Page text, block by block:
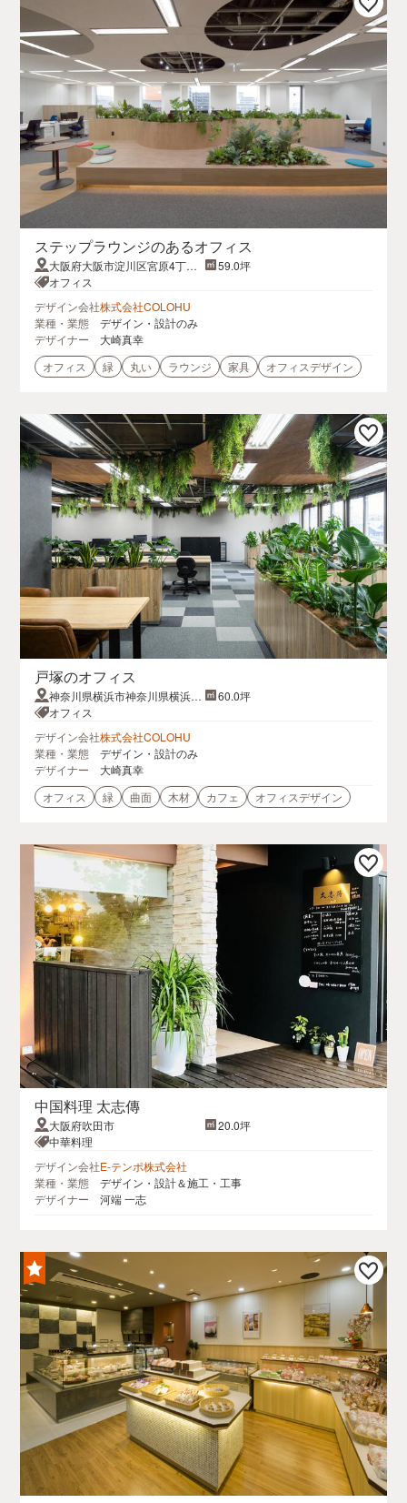
ステップラウンジのあるオフィス
大阪府大阪市淀川区宮原4丁目
6-18新大阪和幸ビル 8F
59.0坪
オフィス
デザイン会社株式会社COLOHU
業種・業態
デザイン・設計のみ
デザイナー
大崎真幸
オフィス
緑 丸い ラウンジ 家具 オフィスデザイン
戸塚のオフィス
神奈川県横浜市神奈川県横浜市
戸塚区戸塚4711番地1オセアン
60.0坪
オフィス
デザイン会社株式会社COLOHU
業種・業態
デザイン・設計のみ
デザイナー
大崎真幸
オフィス
緑 曲面 木材 カフェ オフィスデザイン
中国料理 太志傳
大阪府吹田市
20.0坪
中華料理
デザイン会社E-テンポ株式会社
業種・業態
デザイン・設計＆施工・工事
デザイナー
河端 一志